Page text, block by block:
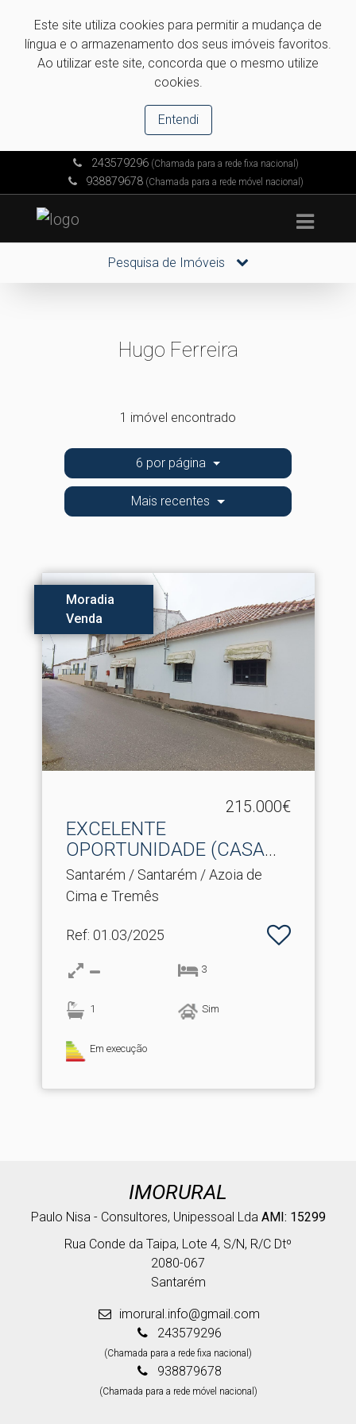
Este site utiliza cookies para permitir a mudança de
língua e o armazenamento dos seus imóveis favoritos.
Ao utilizar este site, concorda que o mesmo utilize
cookies.
Entendi
243579296(Chamada para a rede fixa nacional)
938879678 (Chamada para a rede móvel nacional)
Pesquisa de Imóveis
Hugo Ferreira
1 imóvel encontrado
6 por página
Mais recentes
Moradia
Venda
215.000€
EXCELENTE
OPORTUNIDADE (CASA
HABITAÇÃO+MERCEA.​..
Santarém / Santarém / Azoia de
Cima e Tremês
Ref: 01.03/2025
3
1 Sim
Em execução
IMORURAL
Paulo Nisa - Consultores, Unipessoal Lda AMI: 15299
Rua Conde da Taipa, Lote 4, S/N, R/C Dtº
2080-067
Santarém
imorural.info@gmail.com
243579296
(Chamada para a rede fixa nacional)
938879678
(Chamada para a rede móvel nacional)